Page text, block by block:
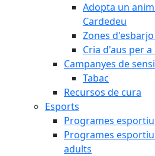
Adopta un
Cardedeu
Zones
Cria d'aus per
Campanyes de
Tabac
Recursos de cura
Esports
Programes
Programes
adults